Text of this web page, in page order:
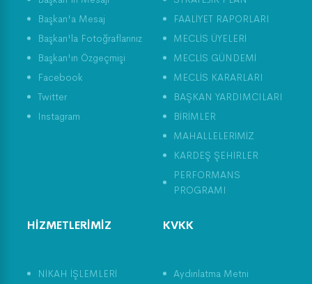
Başkan'a Mesaj
Başkan'la Fotoğraflarınız
Başkan'ın Özgeçmişi
Facebook
Twitter
Instagram
FAALİYET RAPORLARI
MECLİS ÜYELERİ
MECLİS GÜNDEMİ
MECLİS KARARLARI
BAŞKAN YARDIMCILARI
BİRİMLER
MAHALLELERİMİZ
KARDEŞ ŞEHİRLER
PERFORMANS
PROGRAMI
HİZMETLERİMİZ
NİKAH İŞLEMLERİ
KVKK
Aydınlatma Metni